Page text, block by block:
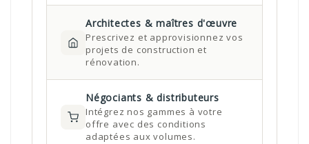
Architectes & maîtres d'œuvre
Prescrivez et approvisionnez vos
projets de construction et
rénovation.
Négociants & distributeurs
Intégrez nos gammes à votre
offre avec des conditions
adaptées aux volumes.